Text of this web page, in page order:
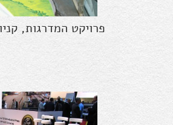
פרויקט המדרגות,